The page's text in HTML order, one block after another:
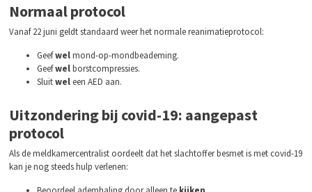
Normaal protocol
Vanaf 22 juni geldt standaard weer het normale reanimatieprotocol:
Geefwelmond-op-mondbeademing.
Geefwelborstcompressies.
Sluitwel een AED aan.
Uitzondering bij covid-19: aangepast
protocol
Als de meldkamercentralist oordeelt dat het slachtoffer besmet is met covid-19
kan je nog steeds hulp verlenen: